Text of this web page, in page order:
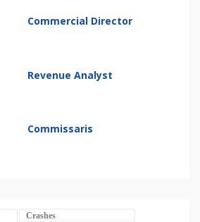
Commercial Director
Revenue Analyst
Commissaris
Crashes